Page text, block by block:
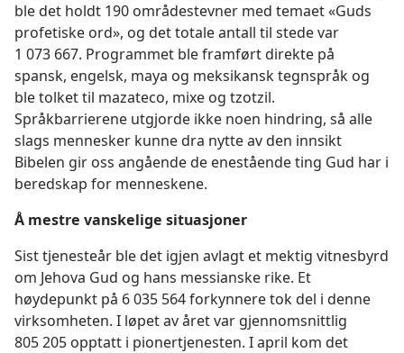
ble det holdt 190 områdestevner med temaet «Guds
profetiske ord», og det totale antall til stede var
1 073 667. Programmet ble framført direkte på
spansk, engelsk, maya og meksikansk tegnspråk og
ble tolket til mazateco, mixe og tzotzil.
Språkbarrierene utgjorde ikke noen hindring, så alle
slags mennesker kunne dra nytte av den innsikt
Bibelen gir oss angående de enestående ting Gud har i
beredskap for menneskene.
Å mestre vanskelige situasjoner
Sist tjenesteår ble det igjen avlagt et mektig vitnesbyrd
om Jehova Gud og hans messianske rike. Et
høydepunkt på 6 035 564 forkynnere tok del i denne
virksomheten. I løpet av året var gjennomsnittlig
805 205 opptatt i pionertjenesten. I april kom det